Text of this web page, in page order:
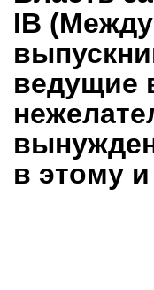
IB
ведущие
в этому